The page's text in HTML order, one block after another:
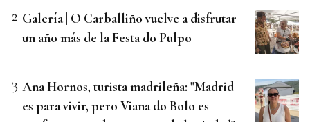
Galería | O Carballiño vuelve a disfrutar
un año más de la Festa do Pulpo
Ana Hornos, turista madrileña: "Madrid
es para vivir, pero Viana do Bolo es